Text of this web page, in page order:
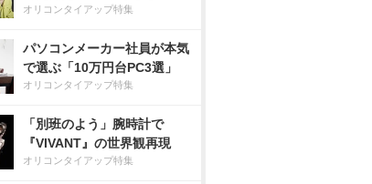
オリコンタイアップ特集
パソコンメーカー社員が本気
で選ぶ「10万円台PC3選」
オリコンタイアップ特集
「別班のよう」腕時計で
『VIVANT』の世界観再現
オリコンタイアップ特集